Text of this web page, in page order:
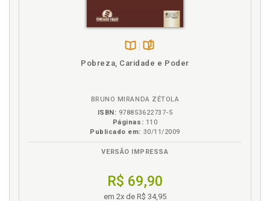
Disponível
páginas
Pobreza, Caridade e Poder
BRUNO MIRANDA ZÉTOLA
ISBN: 978853622737-5
Páginas: 110
Publicado em: 30/11/2009
VERSÃO IMPRESSA
R$ 69,90
em 2x de R$ 34,95